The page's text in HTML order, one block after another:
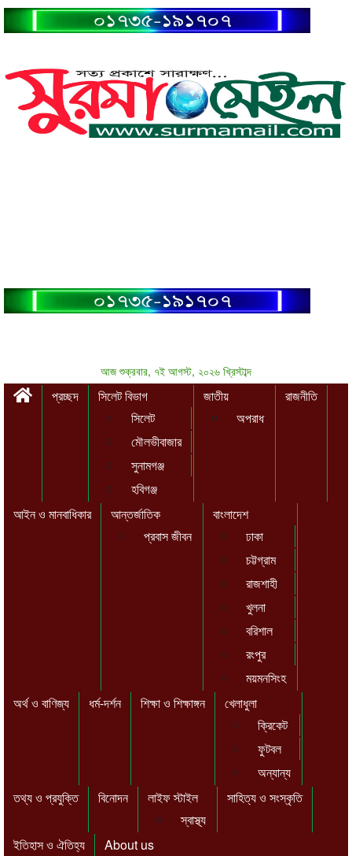
আজ শুক্রবার, ৭ই আগস্ট, ২০২৬ খ্রিস্টাব্দ
প্রচ্ছদ
সিলেট বিভাগ
সিলেট
মৌলভীবাজার
সুনামগঞ্জ
হবিগঞ্জ
জাতীয়
অপরাধ
রাজনীতি
আইন ও মানবাধিকার
আন্তর্জাতিক
প্রবাস জীবন
বাংলাদেশ
ঢাকা
চট্টগ্রাম
রাজশাহী
খুলনা
বরিশাল
রংপুর
ময়মনসিংহ
অর্থ ও বাণিজ্য
ধর্ম-দর্শন শিক্ষা ও শিক্ষাঙ্গন
খেলাধুলা
ক্রিকেট
ফুটবল
অন্যান্য
তথ্য ও প্রযুক্তি
বিনোদন
লাইফ স্টাইল
স্বাস্থ্য
সাহিত্য ও সংস্কৃতি
ইতিহাস ও ঐতিহ্য
About us